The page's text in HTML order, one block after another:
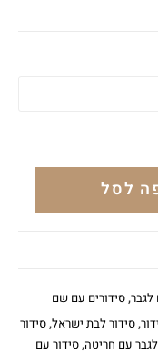
לסל
לגבר,סידורים עם שם
,סידור לבת ישראל,סידור
עם חריטה,סידור עם